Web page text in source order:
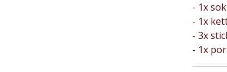
- 1x
- 1x
- 3x
- 1x